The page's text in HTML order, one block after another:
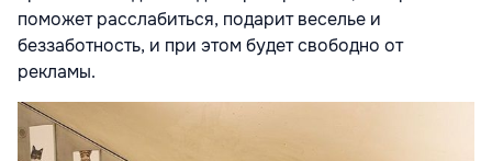
поможет расслабиться, подарит веселье и
беззаботность, и при этом будет свободно от
рекламы.